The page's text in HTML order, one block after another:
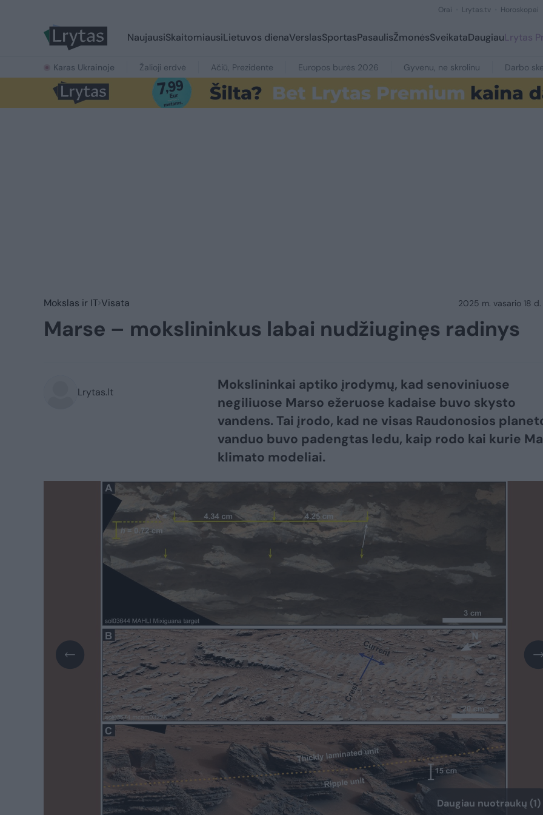
Orai Lrytas.tv Horoskopai
NaujausiSkaitomiausiLietuvos dienaVerslasSportasPasaulisŽmonėsSveikataDaugiauLrytas
Karas Ukrainoje Žalioji erdvė Ačiū, Prezidente Europos burės 2026 Gyvenu, ne skrolinu Darbo
Mokslas ir IT Visata 2025 m. vasario 18
Marse – mokslininkus labai nudžiuginęs radinys
Lrytas.lt
Mokslininkai aptiko įrodymų, kad senoviniuose
negiliuose Marso ežeruose kadaise buvo skysto
vandens. Tai įrodo, kad ne visas Raudonosios
vanduo buvo padengtas ledu, kaip rodo kai kurie
klimato modeliai.
Daugiau nuotraukų (1)